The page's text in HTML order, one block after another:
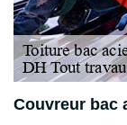
Couvreur bac